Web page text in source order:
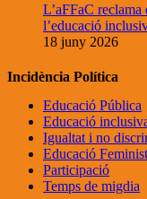
L’aFFaC
l’educació
18 juny 2026
Incidència Política
Educació Pública
Educació
Igualtat i no
Educació
Participació
Temps de migdia